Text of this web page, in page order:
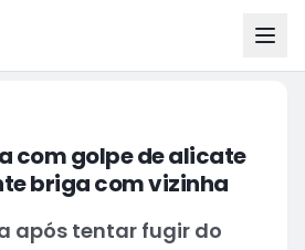
com golpe de alicate
briga com vizinha
após tentar fugir do